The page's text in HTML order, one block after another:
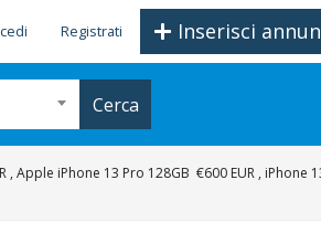
Inserisci
Registrati
Cerca
, Apple iPhone 13 Pro 128GB €600 EUR , iPhone